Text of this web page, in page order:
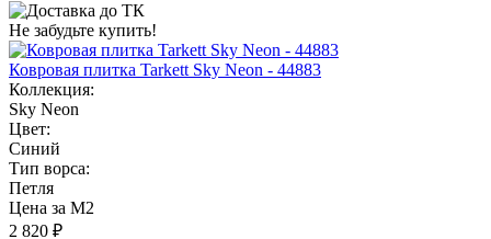
Не забудьте купить!
Ковровая плитка Tarkett Sky Neon - 44883
Коллекция:
Sky Neon
Цвет:
Синий
Тип ворса:
Петля
Цена за М2
2 820 ₽